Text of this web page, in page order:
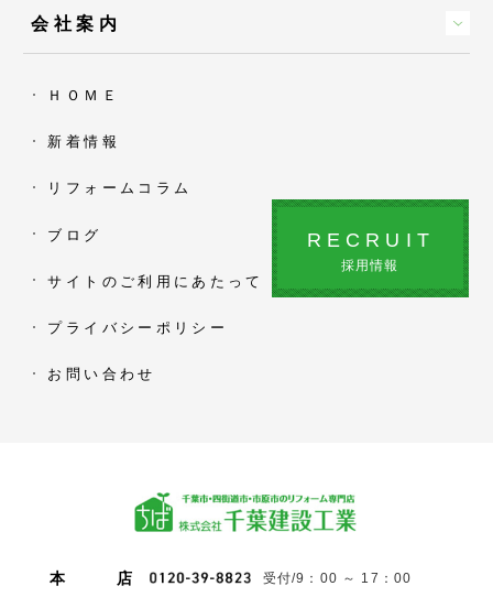
会社案内
ＨＯＭＥ
新着情報
リフォームコラム
ブログ
サイトのご利用にあたって
プライバシーポリシー
お問い合わせ
RECRUIT
採用情報
本 店 受付/9：00 ～ 17：00